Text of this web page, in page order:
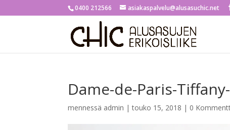
0400 212566 asiakaspalvelu@alusasuchic.net
Dame-de-Paris-
mennessä admin |touko 15, 2018 | 0